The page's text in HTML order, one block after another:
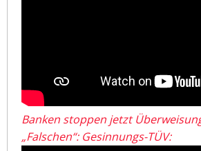
Banken stoppen jetzt
„Falschen“: Gesinnungs-TÜV: